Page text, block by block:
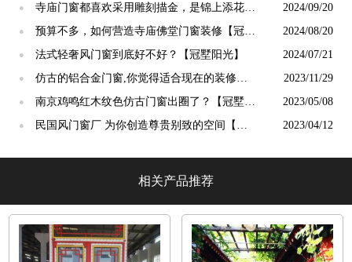
阳光】
●
寺庙门窗都喜欢采用雕刻描金，是锦上添花
吗？【冠墅阳光】
2024/09/20
●
预算不多，如何营造寺庙佛堂门窗装修【冠墅
阳光】
2024/08/20
● 法式轻奢风门窗到底好不好？【冠墅阳光】 2024/07/21
●
仿古的铝合金门窗,你觉得适合现在的装修吗?
【冠墅阳光】
2023/11/29
●
南京鸡鸣红木纹色仿古门窗出圈了？【冠墅阳
光】
2023/05/08
●
民国风门窗厂 为你创造尊贵别致的空间【冠
2023/04/12
相关产品推荐